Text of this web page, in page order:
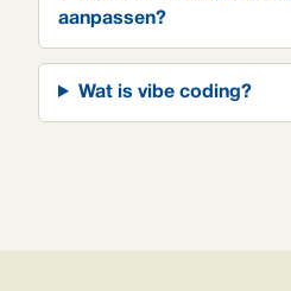
aanpassen?
Wat is vibe coding?